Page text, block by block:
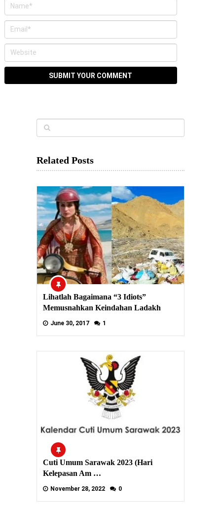
Related Posts
Lihatlah Bagaimana “3 Idiots”
Memusnahkan Keindahan Ladakh
June 30, 2017 1
Cuti Umum Sarawak 2023 (Hari
Kelepasan Am …
November 28, 2022 0